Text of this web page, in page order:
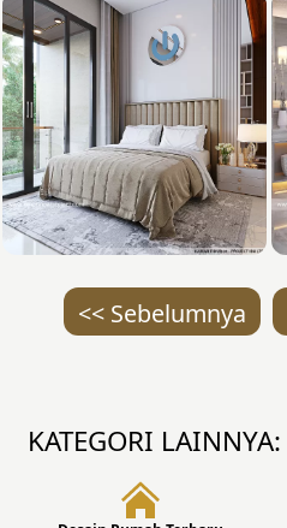
<< Sebelumnya
KATEGORI LAINNYA: